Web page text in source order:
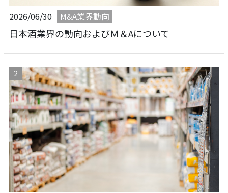
2026/06/30 M&A業界動向
日本酒業界の動向およびＭ＆Aについて